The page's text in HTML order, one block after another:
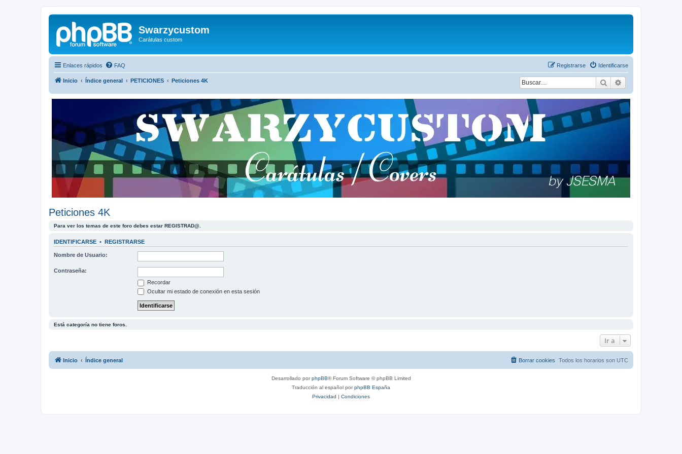
Swarzycustom
Carátulas custom
Enlaces rápidos FAQ Identificarse
Registrarse
Inicio Índice general PETICIONES Peticiones 4K Buscar
Peticiones 4K
Para ver los temas de este foro debes estar REGISTRAD@.
IDENTIFICARSE • REGISTRARSE
Nombre de Usuario:
Contraseña:
Recordar
Ocultar mi estado de conexión en esta sesión
Está categoría no tiene foros.
Ir a
Inicio Índice general Todos los horarios son UTC
Borrar cookies
Desarrollado porphpBB® Forum Software © phpBB Limited
Traducción al español porphpBB España
Privacidad | Condiciones